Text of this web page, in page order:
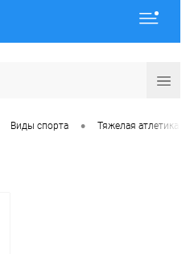
Виды спорта • Тяжелая атлетика